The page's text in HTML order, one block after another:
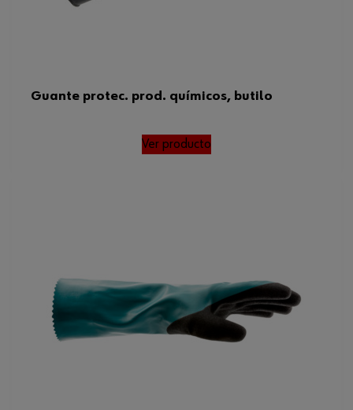
Guante protec. prod. químicos, butilo
Ver producto